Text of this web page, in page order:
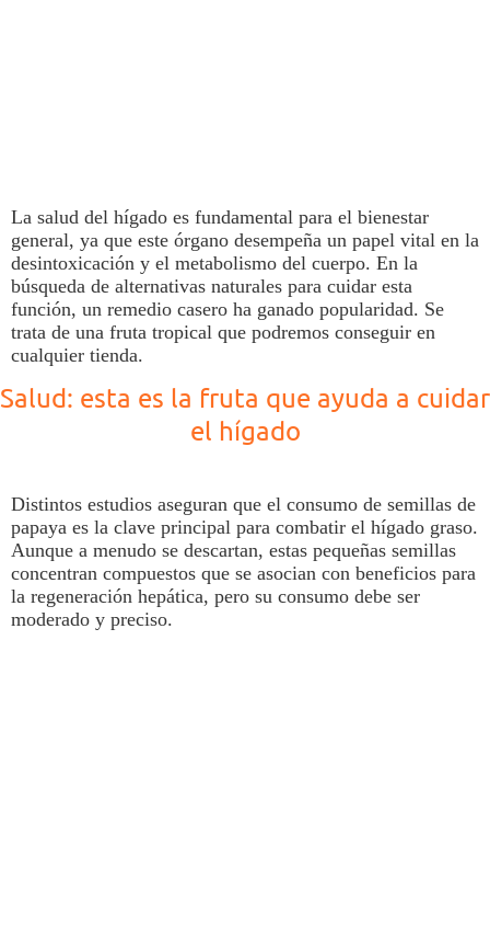
La salud del hígadoes fundamental para el bienestar
general, ya que este órgano desempeña un papel vital en la
desintoxicación y el metabolismo del cuerpo. En la
búsqueda de alternativas naturales para cuidar esta
función, un remedio casero ha ganado popularidad. Se
trata de una fruta tropical que podremos conseguir en
cualquier tienda.
Salud: esta es la fruta que ayuda a cuidar
el hígado
Distintos estudios aseguran que el consumo de semillasde
papayaes la clave principal para combatir el hígado graso.
Aunque a menudo se descartan, estas pequeñas semillas
concentran compuestos que se asocian con beneficios para
la regeneración hepática, pero su consumo debe ser
moderado y preciso.